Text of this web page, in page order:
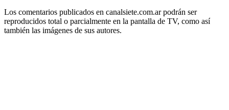
Los comentarios publicados en canalsiete.com.ar podrán ser
reproducidos total o parcialmente en la pantalla de TV, como así
también las imágenes de sus autores.